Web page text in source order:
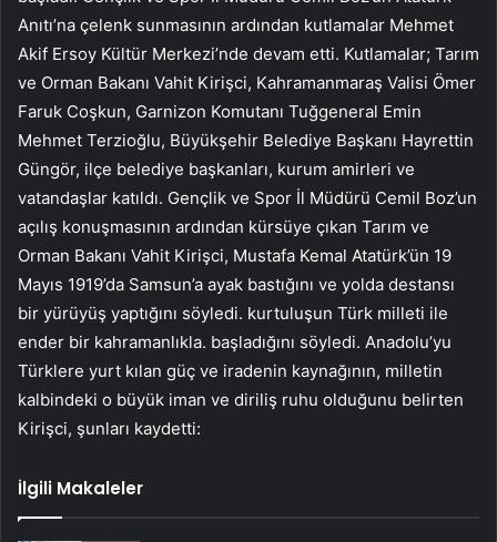
Anıtı’na çelenk sunmasının ardından kutlamalar Mehmet
Akif Ersoy Kültür Merkezi’nde devam etti. Kutlamalar; Tarım
ve Orman Bakanı Vahit Kirişci, Kahramanmaraş Valisi Ömer
Faruk Coşkun, Garnizon Komutanı Tuğgeneral Emin
Mehmet Terzioğlu, Büyükşehir Belediye Başkanı Hayrettin
Güngör, ilçe belediye başkanları, kurum amirleri ve
vatandaşlar katıldı. Gençlik ve Spor İl Müdürü Cemil Boz’un
açılış konuşmasının ardından kürsüye çıkan Tarım ve
Orman Bakanı Vahit Kirişci, Mustafa Kemal Atatürk’ün 19
Mayıs 1919’da Samsun’a ayak bastığını ve yolda destansı
bir yürüyüş yaptığını söyledi. kurtuluşun Türk milleti ile
ender bir kahramanlıkla. başladığını söyledi. Anadolu’yu
Türklere yurt kılan güç ve iradenin kaynağının, milletin
kalbindeki o büyük iman ve diriliş ruhu olduğunu belirten
Kirişci, şunları kaydetti:
İlgili Makaleler